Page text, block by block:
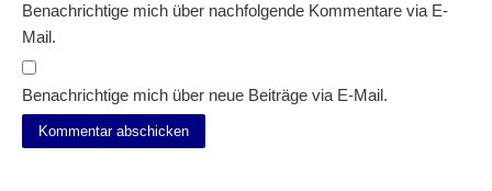
Benachrichtige mich über nachfolgende Kommentare via E-
Mail.
Benachrichtige mich über neue Beiträge via E-Mail.